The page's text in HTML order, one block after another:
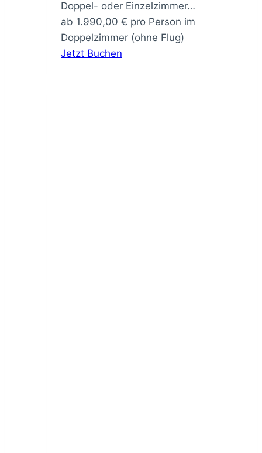
Doppel- oder Einzelzimmer…
ab 1.990,00 € pro Person im
Doppelzimmer (ohne Flug)
Jetzt Buchen